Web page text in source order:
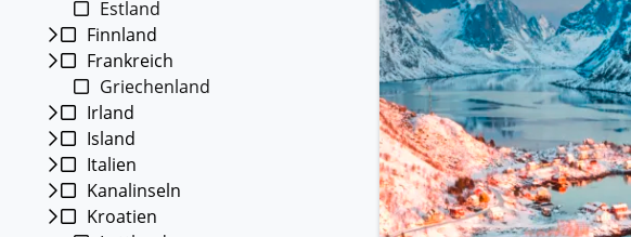
Kleingruppenreisen
Reisen in kleinen Gruppen
Teilnehmern – persönlich,
entspannt.
Alle Gruppenreisen
Eine
Alle
Estland
Finnland
Frankreich
Griechenland
Irland
Island
Italien
Kanalinseln
Kroatien